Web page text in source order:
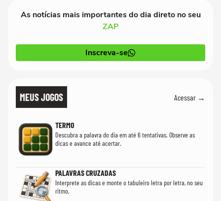
As notícias mais importantes do dia direto no seu
ZAP
Inscreva-se
MEUS JOGOS Acessar →
TERMO
Descubra a palavra do dia em até 6 tentativas. Observe as
dicas e avance até acertar.
PALAVRAS CRUZADAS
Interprete as dicas e monte o tabuleiro letra por letra, no seu
ritmo.